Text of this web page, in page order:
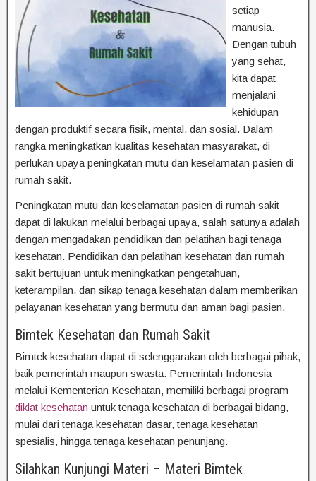
setiap
manusia.
Dengan tubuh
yang sehat,
kita dapat
menjalani
kehidupan
dengan produktif secara fisik, mental, dan sosial. Dalam
rangka meningkatkan kualitas kesehatan masyarakat, di
perlukan upaya peningkatan mutu dan keselamatan pasien di
rumah sakit.
Peningkatan mutu dan keselamatan pasien di rumah sakit
dapat di lakukan melalui berbagai upaya, salah satunya adalah
dengan mengadakan pendidikan dan pelatihan bagi tenaga
kesehatan. Pendidikan dan pelatihan kesehatan dan rumah
sakit bertujuan untuk meningkatkan pengetahuan,
keterampilan, dan sikap tenaga kesehatan dalam memberikan
pelayanan kesehatan yang bermutu dan aman bagi pasien.
Bimtek Kesehatan dan Rumah Sakit
Bimtek kesehatan dapat di selenggarakan oleh berbagai pihak,
baik pemerintah maupun swasta. Pemerintah Indonesia
melalui Kementerian Kesehatan, memiliki berbagai program
diklat kesehatan untuk tenaga kesehatan di berbagai bidang,
mulai dari tenaga kesehatan dasar, tenaga kesehatan
spesialis, hingga tenaga kesehatan penunjang.
Silahkan Kunjungi Materi – Materi Bimtek